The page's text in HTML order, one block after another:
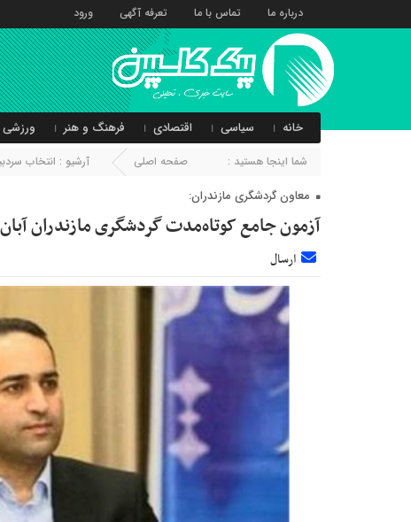
درباره ما تماس با ما تعرفه آگهی ورود
خانه سیاسی اقتصادی فرهنگ و هنر ورزشی
شما اینجا هستید : صفحه اصلی آرشیو : انتخاب
معاون گردشگری مازندران:
آزمون جامع کوتاه‌مدت گردشگری مازندران
ارسال